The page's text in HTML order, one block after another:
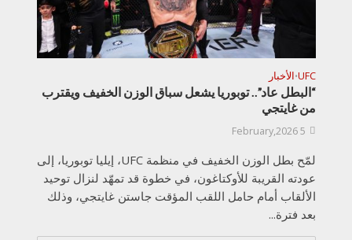
UFC
•الأخبار
“البطل عاد”.. توبوريا يشعل سباق الوزن الخفيف ويقترب
من غايتجي
5 February,2026
لمّح بطل الوزن الخفيف في منظمة UFC، إيليا توبوريا، إلى
عودته القريبة للأوكتاغون، في خطوة قد تمهّد لنزال توحيد
الألقاب أمام حامل اللقب المؤقت جاستن غايتجي، وذلك
بعد فترة...